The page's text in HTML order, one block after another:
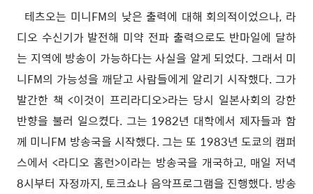
테츠오는 미니FM의 낮은 출력에 대해 회의적이었으나, 라
디오 수신기가 발전해 미약 전파 출력으로도 반마일에 달하
는 지역에 방송이 가능하다는 사실을 알게 되었다. 그래서 미
니FM의 가능성을 깨닫고 사람들에게 알리기 시작했다. 그가
발간한 책 <이것이 프리라디오>라는 당시 일본사회의 강한
반향을 불러 일으켰다. 그는 1982년 대학에서 제자들과 함
께 미니FM 방송국을 시작했다. 그는 또 1983년 도쿄의 캠퍼
스에서 <라디오 홈런>이라는 방송국을 개국하고, 매일 저녁
8시부터 자정까지, 토크쇼나 음악프로그램을 진행했다. 방송